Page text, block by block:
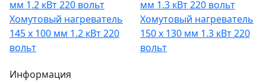
Хомутовый нагреватель
145 х 100 мм 1.2 кВт 220
вольт
Хомутовый нагреватель
150 х 130 мм 1.3 кВт 220
вольт
Информация